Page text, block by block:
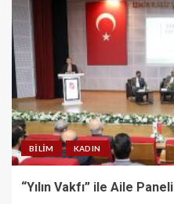
BILIM KADIN
“Yılın Vakfı” ile Aile Paneli